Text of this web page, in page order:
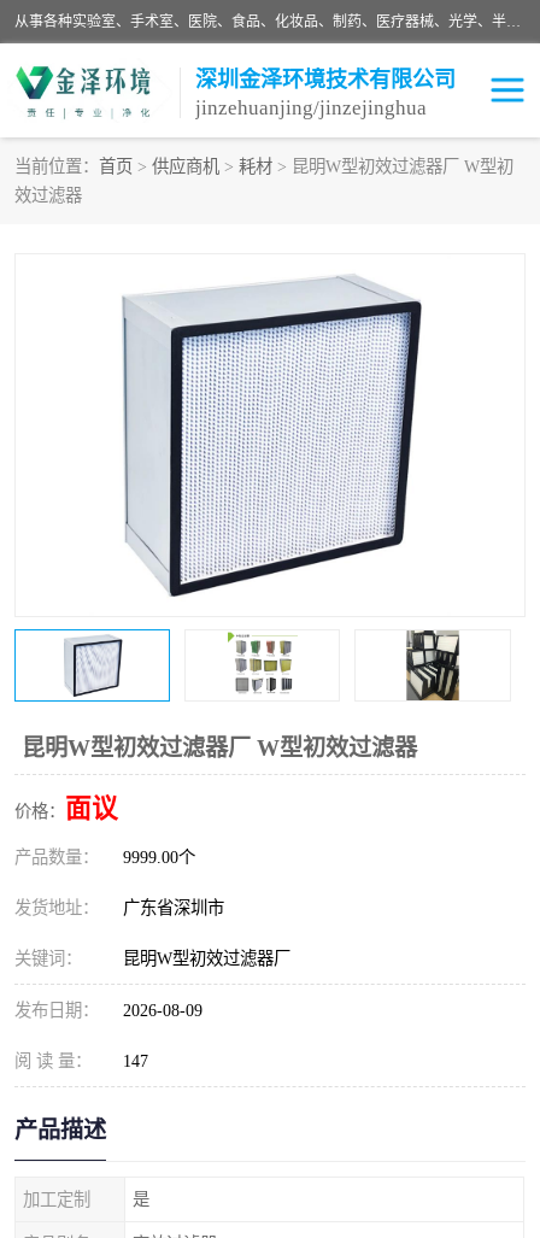
从事各种实验室、手术室、医院、食品、化妆品、制药、医疗器械、光学、半导体、精密电子等无尘车间行业的洁净车间装修设计、净化设备、恒温恒湿空调的设计制作与安装、净化系统工程项目施工及其技术支持服务。
深圳金泽环境技术有限公司
jinzehuanjing/jinzejinghua
当前位置： 首页 > 供应商机 > 耗材 > 昆明W型初效过滤器厂 W型初
效过滤器
昆明W型初效过滤器厂 W型初效过滤器
价格： 面议
产品数量： 9999.00个
发货地址： 广东省深圳市
关键词： 昆明W型初效过滤器厂
发布日期： 2026-08-09
阅 读 量： 147
产品描述
加工定制 是
耗材
实验室净化
手术室净化 GMP车间净化
生命工程
食品饮料
光电车间
恒温恒湿净化空调 过滤器